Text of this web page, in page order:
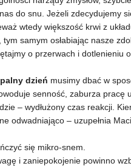
do snu. Jeżeli zdecydujemy
wtedy większość krwi z
samym osłabiając nasze
o przerwach i dotlenieniu
dzień musimy dbać w
senność, zaburza pracę
– wydłużony czas reakcji.
odwadniająco – uzupełnia
się mikro-snem.
i zaniepokojenie powinno